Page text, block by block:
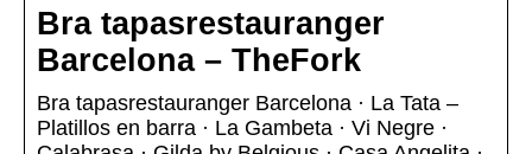
Bra tapasrestauranger
Barcelona – TheFork
Bra tapasrestauranger Barcelona · La Tata –
Platillos en barra · La Gambeta · Vi Negre ·